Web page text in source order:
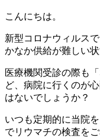
こんにちは。
新型コロナウィルス
かなか供給が難しい
医療機関受診の際も
ど、病院に行くのが
はないでしょうか？
いつも定期的に当院
でリウマチの検査をご